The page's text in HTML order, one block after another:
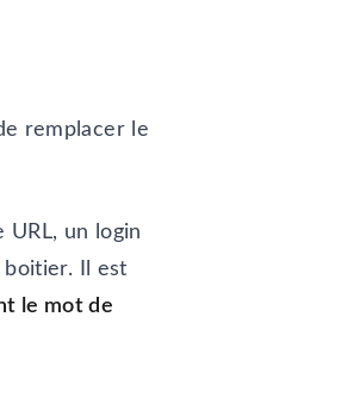
remplacer le
un login
Il est
le mot de